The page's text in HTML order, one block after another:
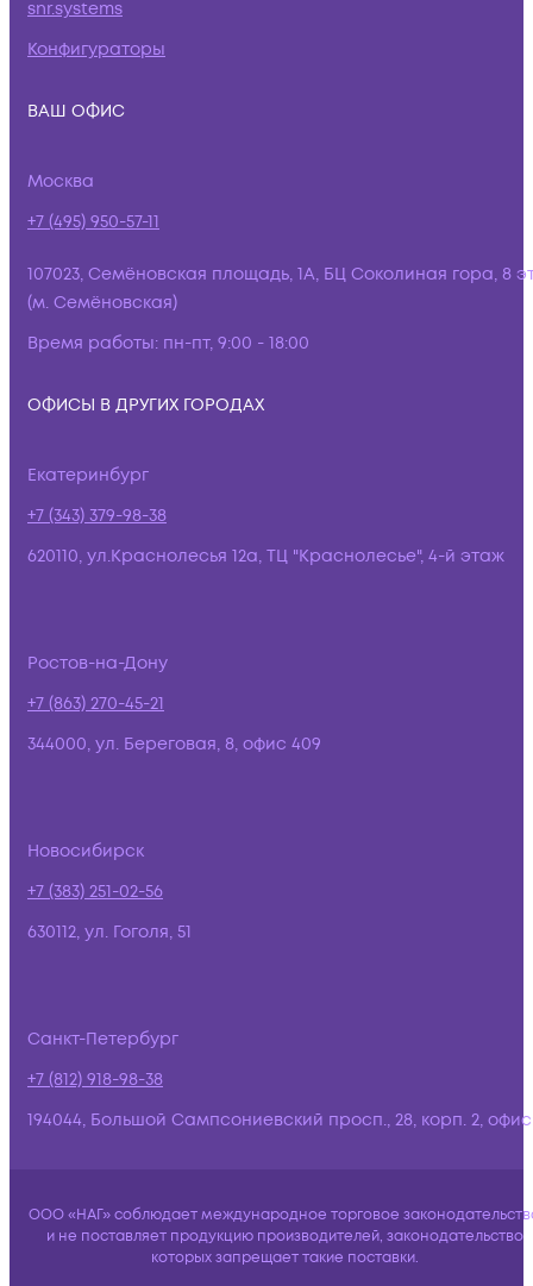
snr.systems
Конфигураторы
ВАШ ОФИС
Москва
+7 (495) 950-57-11
107023, Семёновская площадь, 1А, БЦ Соколиная гора, 8
(м. Семёновская)
Время работы: пн-пт, 9:00 - 18:00
ОФИСЫ В ДРУГИХ ГОРОДАХ
Екатеринбург
+7 (343) 379-98-38
620110, ул.Краснолесья 12а, ТЦ "Краснолесье", 4-й этаж
Ростов-на-Дону
+7 (863) 270-45-21
344000, ул. Береговая, 8, офис 409
Новосибирск
+7 (383) 251-02-56
630112, ул. Гоголя, 51
Санкт-Петербург
+7 (812) 918-98-38
194044, Большой Сампсониевский просп., 28, корп. 2,
ООО «НАГ» соблюдает международное торговое
и не поставляет продукцию производителей, законодательство
которых запрещает такие поставки.